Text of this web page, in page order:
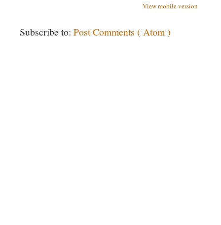
View mobile version
Subscribe to: Post Comments ( Atom )